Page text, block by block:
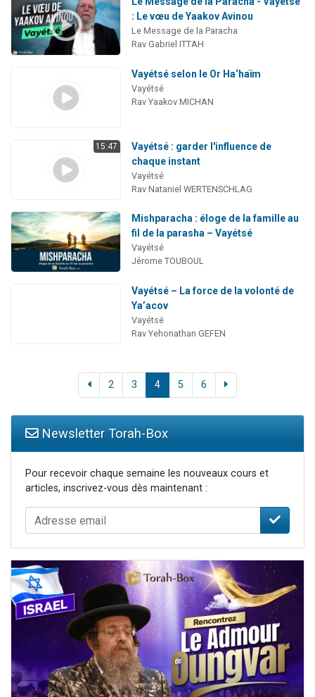
: Le vœu de Yaakov Avinou
Le Message de la Paracha
Rav Gabriel ITTAH
Vayétsé selon le Or Ha‘haïm
Vayétsé
Rav Yaakov MICHAN
15:47
Vayétsé : garder l'influence de
chaque instant
Vayétsé
Rav Nataniel WERTENSCHLAG
Mishparacha : éloge de la famille au
fil de la parasha – Vayétsé
Vayétsé
Jérome TOUBOUL
Vayétsé – La force de la volonté de
Ya’acov
Vayétsé
Rav Yehonathan GEFEN
2 3 4 5 6
Newsletter Torah-Box
Pour recevoir chaque semaine les nouveaux cours et
articles, inscrivez-vous dès maintenant :